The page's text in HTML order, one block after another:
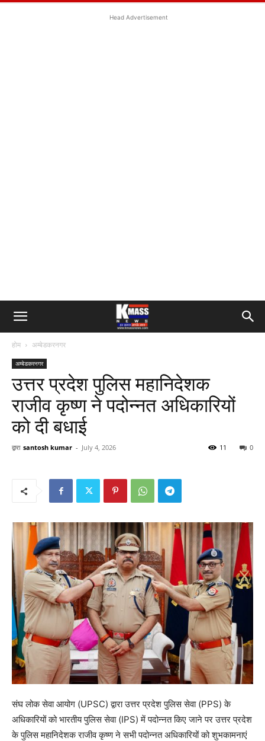
Head Advertisement
होम अम्बेडकरनगर
अम्बेडकरनगर
उत्तर प्रदेश पुलिस महानिदेशक
राजीव कृष्ण ने पदोन्नत अधिकारियों
को दी बधाई
द्वारा santosh kumar - July 4, 2026 0
11
संघ लोक सेवा आयोग (UPSC) द्वारा उत्तर प्रदेश पुलिस सेवा (PPS) के
अधिकारियों को भारतीय पुलिस सेवा (IPS) में पदोन्नत किए जाने पर उत्तर प्रदेश
के पुलिस महानिदेशक राजीव कृष्ण ने सभी पदोन्नत अधिकारियों को शुभकामनाएं